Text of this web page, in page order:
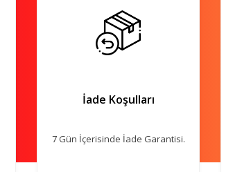
İade Koşulları
7 Gün İçerisinde İade Garantisi.